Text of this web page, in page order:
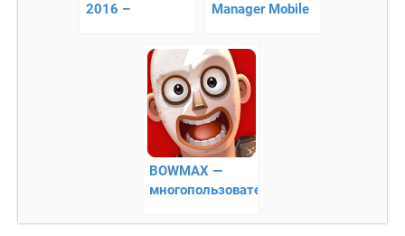
2016 –
Вы лучший
Manager Mobile
гонщиков к
победе
BOWMAX —
многопользовательские